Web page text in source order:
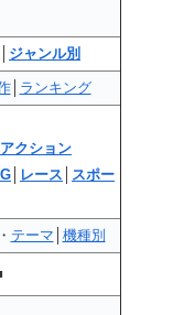
ジャンル別
│ ランキング
クション
レース
スポー
テーマ 機種別